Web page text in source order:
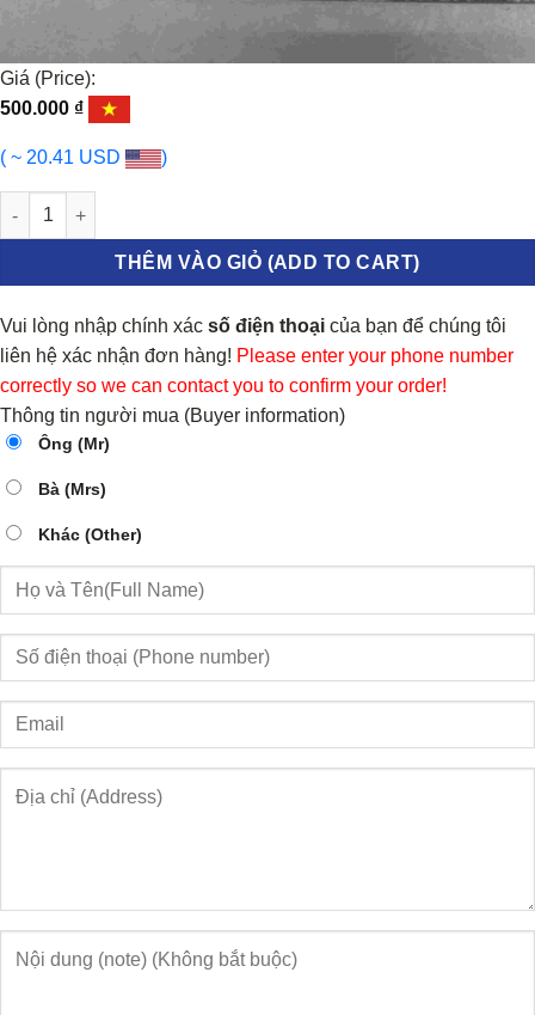
Giá (Price):
500.000 ₫
( ~ 20.41 USD )
BÌNH DẦU TRỢ LỰC PHANH DAEWOO LACETTI số lượng
THÊM VÀO GIỎ (ADD TO CART)
Vui lòng nhập chính xác số điện thoại của bạn để chúng tôi
liên hệ xác nhận đơn hàng! Please enter your phone number
correctly so we can contact you to confirm your order!
Thông tin người mua (Buyer information)
Ông (Mr)
Bà (Mrs)
Khác (Other)